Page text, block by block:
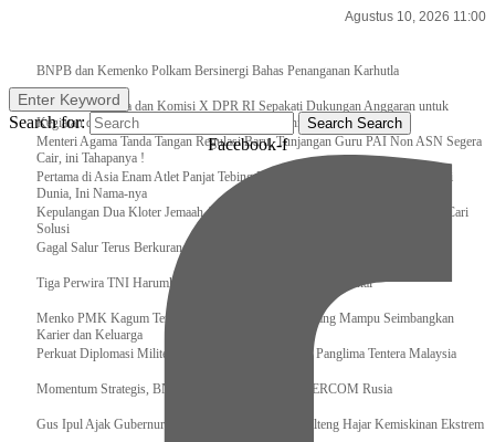
Agustus 10, 2026 11:00
BNPB dan Kemenko Polkam Bersinergi Bahas Penanganan Karhutla
Raker Kemenpora dan Komisi X DPR RI Sepakati Dukungan Anggaran untuk
Kegiatan dan Program Prioritas Pemuda dan Olahraga
Menteri Agama Tanda Tangan Regulasi Baru, Tunjangan Guru PAI Non ASN Segera
Cair, ini Tahapanya !
Pertama di Asia Enam Atlet Panjat Tebing Indonesia Taklukkan Tebing Tertinggi
Dunia, Ini Nama-nya
Kepulangan Dua Kloter Jemaah Asal Surabaya Tertunda, Kemenag Upayakan Cari
Solusi
Gagal Salur Terus Berkurang, Gus Ipul: 405 Ribu Lebih Bansos Cair
Tiga Perwira TNI Harumkan Indonesia Di Kancah Internasional
Menko PMK Kagum Terhadap Perempuan Modern yang Mampu Seimbangkan
Karier dan Keluarga
Perkuat Diplomasi Militer, Panglima TNI Terima CC Panglima Tentera Malaysia
Momentum Strategis, BNPB Terima Kunjungan EMERCOM Rusia
Gus Ipul Ajak Gubernur dan Bupati/Wali Kota se-Kalteng Hajar Kemiskinan Ekstrem
Enter Keyword
Search for: Search Search
Facebook-f